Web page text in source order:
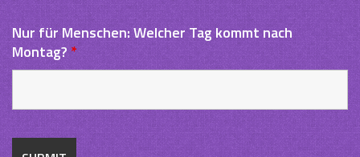
Nur für Menschen: Welcher Tag kommt nach
Montag? *